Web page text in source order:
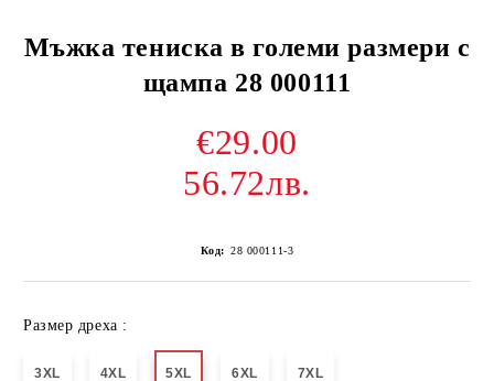
Мъжка тениска в големи размери с
щампа 28 000111
€29.00
56.72лв.
Код: 28 000111-3
Размер дреха :
3XL 4XL 5XL 6XL 7XL